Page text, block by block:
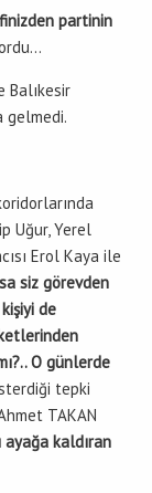
partinin
Balıkesir
gelmedi.
Uğur, Yerel
Erol Kaya ile
siz görevden
de
O günlerde
tepki
TAKAN
ayağa kaldıran